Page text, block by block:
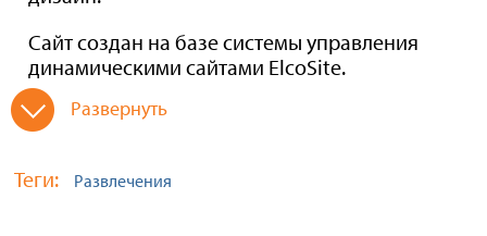
Сайт создан на базе системы управления
динамическими сайтами ElcoSite.
Развернуть
Теги: Развлечения